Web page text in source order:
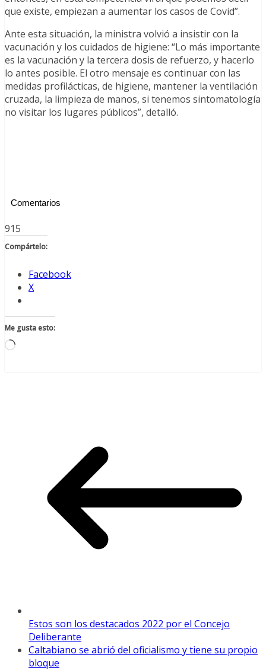
que existe, empiezan a aumentar los casos de Covid”.
Ante esta situación, la ministra volvió a insistir con la
vacunación y los cuidados de higiene: “Lo más importante
es la vacunación y la tercera dosis de refuerzo, y hacerlo
lo antes posible. El otro mensaje es continuar con las
medidas profilácticas, de higiene, mantener la ventilación
cruzada, la limpieza de manos, si tenemos sintomatología
no visitar los lugares públicos”, detalló.
Comentarios
915
Compártelo:
Facebook
X
Me gusta esto:
Cargando...
Estos son los destacados 2022 por el Concejo
Deliberante
Caltabiano se abrió del oficialismo y tiene su propio
bloque